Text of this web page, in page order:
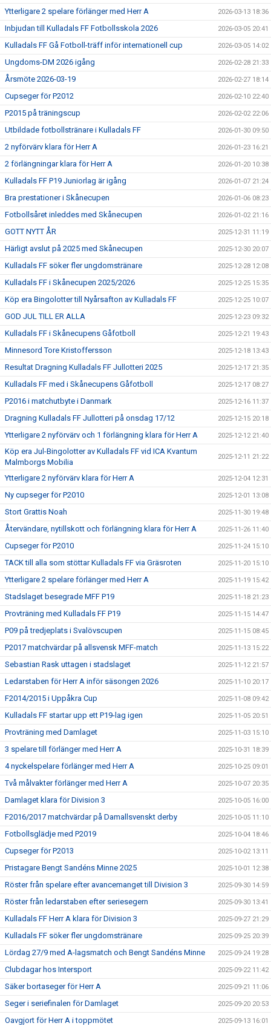
Ytterligare 2 spelare förlänger med Herr A 2026-03-13 18:36
Inbjudan till Kulladals FF Fotbollsskola 2026 2026-03-05 20:41
Kulladals FF Gå Fotboll-träff inför internationell cup 2026-03-05 14:02
Ungdoms-DM 2026 igång 2026-02-28 21:33
Årsmöte 2026-03-19 2026-02-27 18:14
Cupseger för P2012 2026-02-10 22:40
P2015 på träningscup 2026-02-02 22:06
Utbildade fotbollstränare i Kulladals FF 2026-01-30 09:50
2 nyförvärv klara för Herr A 2026-01-23 16:21
2 förlängningar klara för Herr A 2026-01-20 10:38
Kulladals FF P19 Juniorlag är igång 2026-01-07 21:24
Bra prestationer i Skånecupen 2026-01-06 08:23
Fotbollsåret inleddes med Skånecupen 2026-01-02 21:16
GOTT NYTT ÅR 2025-12-31 11:19
Härligt avslut på 2025 med Skånecupen 2025-12-30 20:07
Kulladals FF söker fler ungdomstränare 2025-12-28 12:08
Kulladals FF i Skånecupen 2025/2026 2025-12-25 15:35
Köp era Bingolotter till Nyårsafton av Kulladals FF 2025-12-25 10:07
GOD JUL TILL ER ALLA 2025-12-23 09:32
Kulladals FF i Skånecupens Gåfotboll 2025-12-21 19:43
Minnesord Tore Kristoffersson 2025-12-18 13:43
Resultat Dragning Kulladals FF Jullotteri 2025 2025-12-17 21:35
Kulladals FF med i Skånecupens Gåfotboll 2025-12-17 08:27
P2016 i matchutbyte i Danmark 2025-12-16 11:37
Dragning Kulladals FF Jullotteri på onsdag 17/12 2025-12-15 20:18
Ytterligare 2 nyförvärv och 1 förlängning klara för Herr A 2025-12-12 21:40
Köp era Jul-Bingolotter av Kulladals FF vid ICA Kvantum
Malmborgs Mobilia
2025-12-11 21:22
Ytterligare 2 nyförvärv klara för Herr A 2025-12-04 12:31
Ny cupseger för P2010 2025-12-01 13:08
Stort Grattis Noah 2025-11-30 19:48
Återvändare, nytillskott och förlängning klara för Herr A 2025-11-26 11:40
Cupseger för P2010 2025-11-24 15:10
TACK till alla som stöttar Kulladals FF via Gräsroten 2025-11-20 15:10
Ytterligare 2 spelare förlänger med Herr A 2025-11-19 15:42
Stadslaget besegrade MFF P19 2025-11-18 21:23
Provträning med Kulladals FF P19 2025-11-15 14:47
P09 på tredjeplats i Svalövscupen 2025-11-15 08:45
P2017 matchvärdar på allsvensk MFF-match 2025-11-13 15:22
Sebastian Rask uttagen i stadslaget 2025-11-12 21:57
Ledarstaben för Herr A inför säsongen 2026 2025-11-10 20:17
F2014/2015 i Uppåkra Cup 2025-11-08 09:42
Kulladals FF startar upp ett P19-lag igen 2025-11-05 20:51
Provträning med Damlaget 2025-11-03 15:10
3 spelare till förlänger med Herr A 2025-10-31 18:39
4 nyckelspelare förlänger med Herr A 2025-10-25 09:01
Två målvakter förlänger med Herr A 2025-10-07 20:35
Damlaget klara för Division 3 2025-10-05 16:00
F2016/2017 matchvärdar på Damallsvenskt derby 2025-10-05 11:10
Fotbollsglädje med P2019 2025-10-04 18:46
Cupseger för P2013 2025-10-02 13:11
Pristagare Bengt Sandéns Minne 2025 2025-10-01 12:38
Röster från spelare efter avancemanget till Division 3 2025-09-30 14:59
Röster från ledarstaben efter seriesegern 2025-09-30 13:41
Kulladals FF Herr A klara för Division 3 2025-09-27 21:29
Kulladals FF söker fler ungdomstränare 2025-09-25 20:39
Lördag 27/9 med A-lagsmatch och Bengt Sandéns Minne 2025-09-24 19:28
Clubdagar hos Intersport 2025-09-22 11:42
Säker bortaseger för Herr A 2025-09-21 11:06
Seger i seriefinalen för Damlaget 2025-09-20 20:53
Oavgjort för Herr A i toppmötet 2025-09-13 16:01